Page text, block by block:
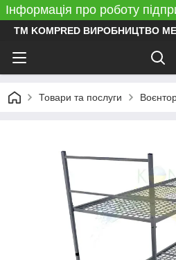
Інформація про роботу
ТМ KOMPRED ВИРОБНИЦТВО
Товари та послуги